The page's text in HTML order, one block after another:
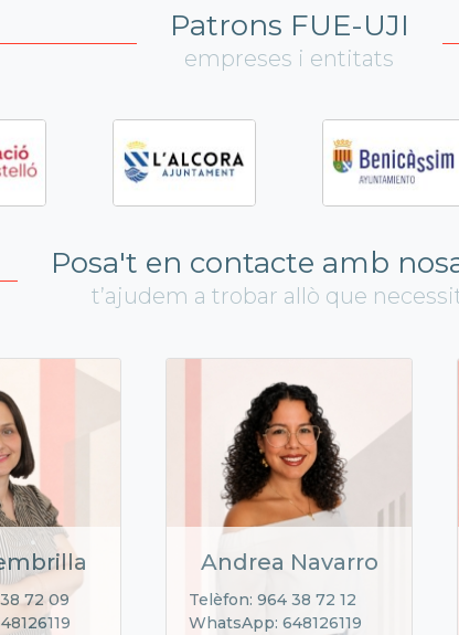
Patrons FUE-UJI
empreses i entitats
Posa't en contacte amb
t’ajudem a trobar allò que
72 09
Andrea Navarro
Telèfon: 964 38 72 12
WhatsApp: 648126119